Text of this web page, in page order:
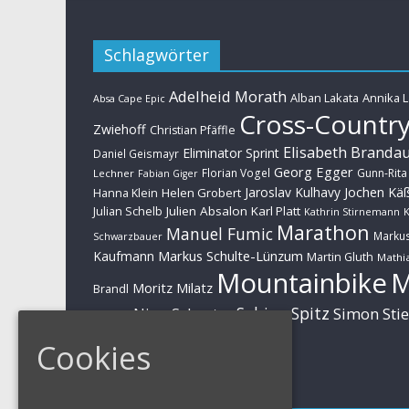
Schlagwörter
Absa Cape Epic Adelheid Morath Alban Lakata Annika
Zwiehoff Christian Pfäffle Cross-
Daniel Geismayr Eliminator Sprint Elisabeth Brandau
Lechner Fabian Giger Florian Vogel Georg Egger Gunn-
Hanna Klein Helen Grobert Jaroslav Kulhavy Jochen
Julian Schelb Julien Absalon Karl Platt Kathrin Stirnemann
Schwarzbauer Manuel Fumic Marathon
Kaufmann Markus Schulte-Lünzum Martin Gluth
Brandl Moritz Milatz Mountainbike
Rieder Nino SchurterSabine Spitz Simon
Cookies